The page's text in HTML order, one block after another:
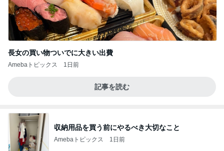
長女の買い物ついでに大きい出費
Amebaトピックス 1日前
記事を読む
収納用品を買う前にやるべき大切なこと
Amebaトピックス 1日前